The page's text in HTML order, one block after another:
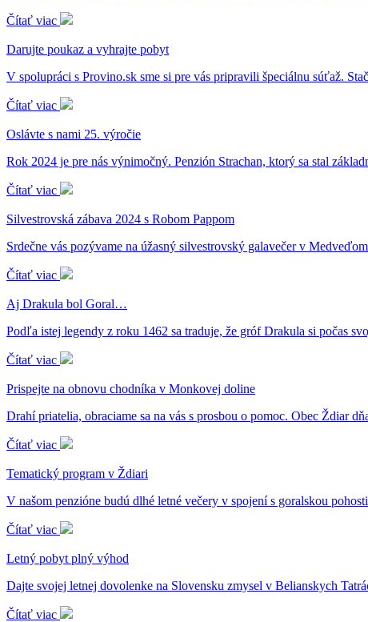
Čítať viac
Darujte poukaz a vyhrajte pobyt
V spolupráci s Provino.sk sme si pre vás pripravili špeciálnu súťaž.
Čítať viac
Oslávte s nami 25. výročie
Rok 2024 je pre nás výnimočný. Penzión Strachan, ktorý sa stal
Čítať viac
Silvestrovská zábava 2024 s Robom Pappom
Srdečne vás pozývame na úžasný silvestrovský galavečer v
Čítať viac
Aj Drakula bol Goral…
Podľa istej legendy z roku 1462 sa traduje, že gróf Drakula si počas
Čítať viac
Prispejte na obnovu chodníka v Monkovej doline
Drahí priatelia, obraciame sa na vás s prosbou o pomoc. Obec Ždiar
Čítať viac
Tematický program v Ždiari
V našom penzióne budú dlhé letné večery v spojení s goralskou
Čítať viac
Letný pobyt plný výhod
Dajte svojej letnej dovolenke na Slovensku zmysel v Belianskych
Čítať viac